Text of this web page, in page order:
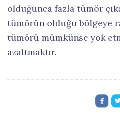
olduğunca fazla tümör
tümörün olduğu bölgeye
tümörü mümkünse yok
azaltmaktır.